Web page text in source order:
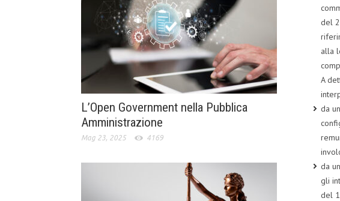
L’Open Government nella Pubblica
Amministrazione
Mag 23, 2025 4169
del
alla
A
da
da
gli
del